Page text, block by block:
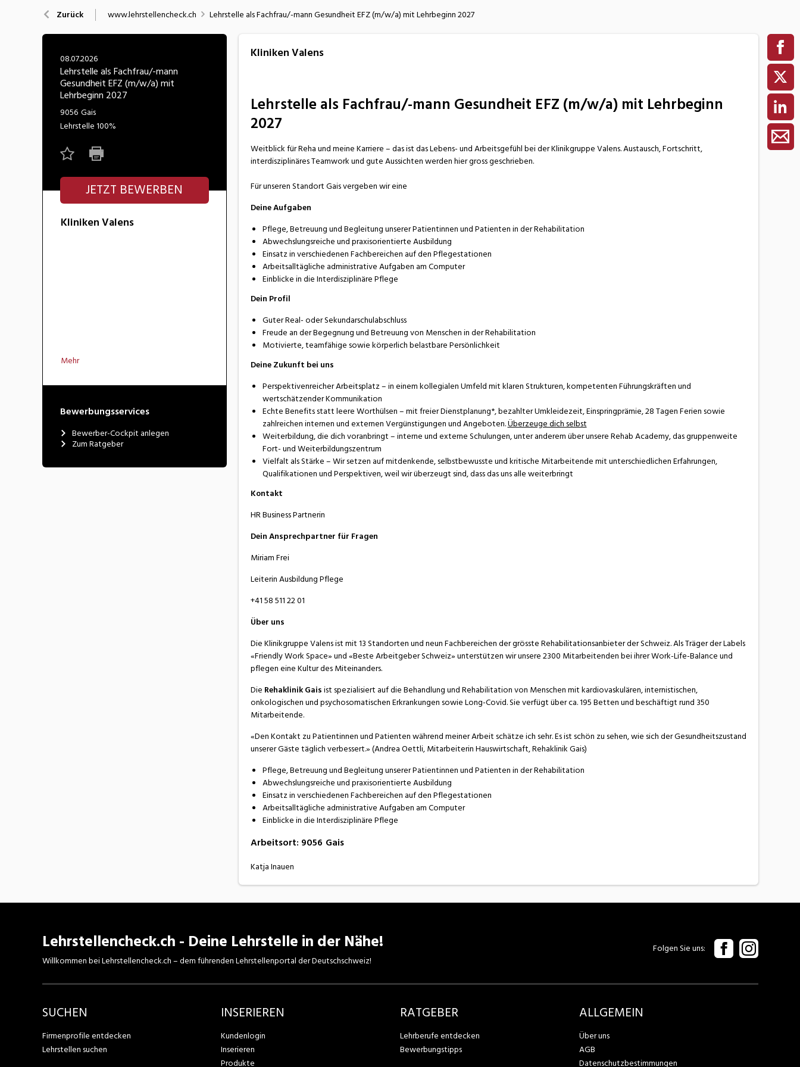
Nahrung
Wirtschaft/Verwaltung
Zurück www.lehrstellencheck.ch Lehrstelle als Fachfrau/-mann Gesundheit EFZ (m/w/a) mit Lehrbeginn 2027
08.07.2026
Lehrstelle als Fachfrau/-mann
Gesundheit EFZ (m/w/a) mit
Lehrbeginn 2027
9056 Gais
Lehrstelle100%
JETZT BEWERBEN
Kliniken Valens
Mehr
Bewerbungsservices
Bewerber-Cockpit anlegen
Zum Ratgeber
Kliniken Valens
Lehrstelle als Fachfrau/-mann Gesundheit EFZ (m/w/a) mit Lehrbeginn
2027
Weitblick für Reha und meine Karriere – das ist das Lebens- und Arbeitsgefühl bei der Klinikgruppe Valens. Austausch, Fortschritt,
interdisziplinäres Teamwork und gute Aussichten werden hier gross geschrieben.
Für unseren Standort Gais vergeben wir eine
Deine Aufgaben
Pflege, Betreuung und Begleitung unserer Patientinnen und Patienten in der Rehabilitation
Abwechslungsreiche und praxisorientierte Ausbildung
Einsatz in verschiedenen Fachbereichen auf den Pflegestationen
Arbeitsalltägliche administrative Aufgaben am Computer
Einblicke in die Interdisziplinäre Pflege
Dein Profil
Guter Real- oder Sekundarschulabschluss
Freude an der Begegnung und Betreuung von Menschen in der Rehabilitation
Motivierte, teamfähige sowie körperlich belastbare Persönlichkeit
Deine Zukunft bei uns
Perspektivenreicher Arbeitsplatz – in einem kollegialen Umfeld mit klaren Strukturen, kompetenten Führungskräften und
wertschätzender Kommunikation
Echte Benefits statt leere Worthülsen – mit freier Dienstplanung*, bezahlter Umkleidezeit, Einspringprämie, 28 Tagen Ferien sowie
zahlreichen internen und externen Vergünstigungen und Angeboten.Überzeuge dich selbst
Weiterbildung, die dich voranbringt – interne und externe Schulungen, unter anderem über unsere Rehab Academy, das gruppenweite
Fort- und Weiterbildungszentrum
Vielfalt als Stärke – Wir setzen auf mitdenkende, selbstbewusste und kritische Mitarbeitende mit unterschiedlichen Erfahrungen,
Qualifikationen und Perspektiven, weil wir überzeugt sind, dass das uns alle weiterbringt
Kontakt
HR Business Partnerin
Dein Ansprechpartner für Fragen
Miriam Frei
Leiterin Ausbildung Pflege
+41 58 511 22 01
Über uns
Die Klinikgruppe Valens ist mit 13 Standorten und neun Fachbereichen der grösste Rehabilitationsanbieter der Schweiz. Als Träger der Labels
«Friendly Work Space» und «Beste Arbeitgeber Schweiz» unterstützen wir unsere 2300 Mitarbeitenden bei ihrer Work-Life-Balance und
pflegen eine Kultur des Miteinanders.
Die Rehaklinik Gaisist spezialisiert auf die Behandlung und Rehabilitation von Menschen mit kardiovaskulären, internistischen,
onkologischen und psychosomatischen Erkrankungen sowie Long-Covid. Sie verfügt über ca. 195 Betten und beschäftigt rund 350
Mitarbeitende.
«Den Kontakt zu Patientinnen und Patienten während meiner Arbeit schätze ich sehr. Es ist schön zu sehen, wie sich der Gesundheitszustand
unserer Gäste täglich verbessert.» (Andrea Oettli, Mitarbeiterin Hauswirtschaft, Rehaklinik Gais)
Pflege, Betreuung und Begleitung unserer Patientinnen und Patienten in der Rehabilitation
Abwechslungsreiche und praxisorientierte Ausbildung
Einsatz in verschiedenen Fachbereichen auf den Pflegestationen
Arbeitsalltägliche administrative Aufgaben am Computer
Einblicke in die Interdisziplinäre Pflege
Arbeitsort: 9056 Gais
Katja Inauen
Lehrstellencheck.ch - Deine Lehrstelle in der Nähe!
Willkommen bei Lehrstellencheck.ch – dem führenden Lehrstellenportal der Deutschschweiz!
Folgen Sie uns
SUCHEN
Firmenprofile entdecken
Lehrstellen suchen
INSERIEREN
Kundenlogin
Inserieren
Produkte
RATGEBER
Lehrberufe entdecken
Bewerbungstipps
ALLGEMEIN
Über uns
AGB
Datenschutzbestimmungen